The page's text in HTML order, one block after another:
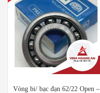
Vòng bi/ bạc đạn 62/22 Open –